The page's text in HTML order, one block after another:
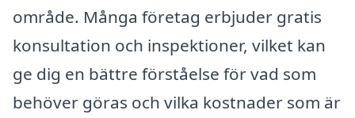
område. Många företag erbjuder gratis
konsultation och inspektioner, vilket kan
ge dig en bättre förståelse för vad som
behöver göras och vilka kostnader som är